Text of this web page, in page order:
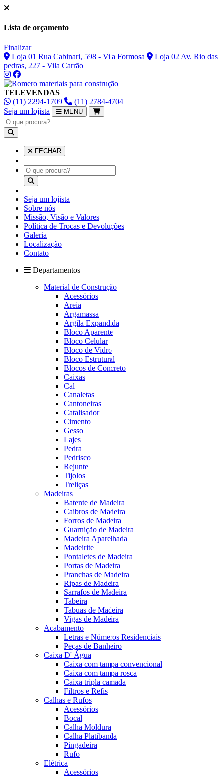
Lista de orçamento
Finalizar
Loja 01 Rua Cabinari, 598 - Vila Formosa
Loja 02 Av. Rio das
pedras, 227 - Vila Carrão
TELEVENDAS
(11) 2294-1709
(11) 2784-4704
Seja um lojista
MENU
FECHAR
Seja um lojista
Sobre nós
Missão, Visão e Valores
Política de Trocas e Devoluções
Galeria
Localização
Contato
Departamentos
Material de Construção
Acessórios
Areia
Argamassa
Argila Expandida
Bloco Aparente
Bloco Celular
Bloco de Vidro
Bloco Estrutural
Blocos de Concreto
Caixas
Cal
Canaletas
Cantoneiras
Catalisador
Cimento
Gesso
Lajes
Pedra
Pedrisco
Rejunte
Tijolos
Treliças
Madeiras
Batente de Madeira
Caibros de Madeira
Forros de Madeira
Guarnição de Madeira
Madeira Aparelhada
Madeirite
Pontaletes de Madeira
Portas de Madeira
Pranchas de Madeira
Ripas de Madeira
Sarrafos de Madeira
Tabeira
Tabuas de Madeira
Vigas de Madeira
Acabamento
Letras e Números Residenciais
Peças de Banheiro
Caixa D' Água
Caixa com tampa convencional
Caixa com tampa rosca
Caixa tripla camada
Filtros e Refis
Calhas e Rufos
Acessórios
Bocal
Calha Moldura
Calha Platibanda
Pingadeira
Rufo
Elétrica
Acessórios